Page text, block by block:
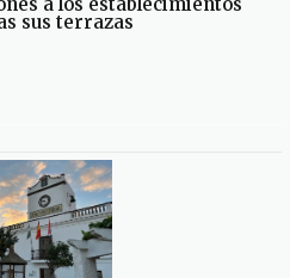
sus terrazas